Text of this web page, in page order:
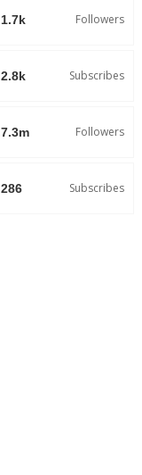
1.7k Followers
2.8k Subscribes
7.3m Followers
286 Subscribes